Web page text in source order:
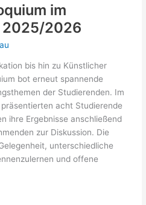
im
2025/2026
bis hin zu Künstlicher
bot erneut spannende
der Studierenden. Im
acht Studierende
ihre Ergebnisse anschließend
zur Diskussion. Die
unterschiedliche
und offene